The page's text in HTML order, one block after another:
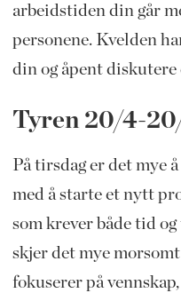
arbeidstiden din går
personene. Kvelden
din og åpent diskutere
Tyren 20/4-
På tirsdag er det mye
med å starte et nytt
som krever både tid
skjer det mye
fokuserer på